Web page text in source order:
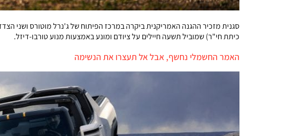
כיתת חי"ר) שמוביל תשעה חיילים על ציודם ומונע באמצעות מנוע טורבו-דיזל.
האמר החשמלי נחשף, אבל אל תעצרו את הנשימה